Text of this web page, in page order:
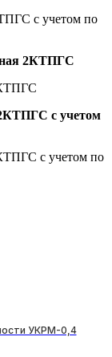
2КТПГС
с учетом
УКРМ-0,4